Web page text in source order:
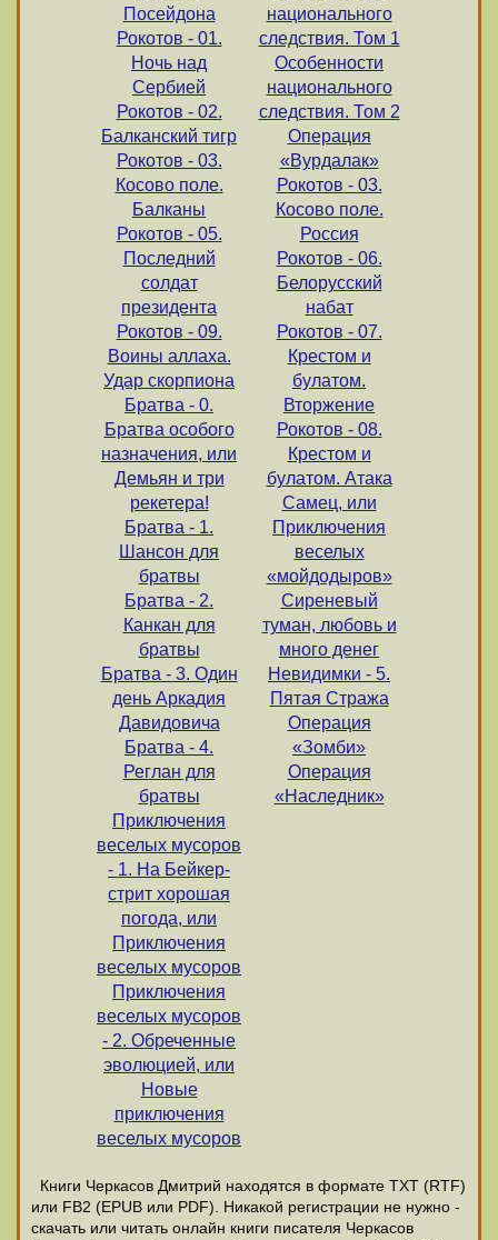
Посейдона
Рокотов - 01.
Ночь над
Cербией
Рокотов - 02.
Балканский тигр
Рокотов - 03.
Косово поле.
Балканы
Рокотов - 05.
Последний
солдат
президента
Рокотов - 09.
Воины аллаха.
Удар скорпиона
Братва - 0.
Братва особого
назначения, или
Демьян и три
рекетера!
Братва - 1.
Шансон для
братвы
Братва - 2.
Канкан для
братвы
Братва - 3. Один
день Аркадия
Давидовича
Братва - 4.
Реглан для
братвы
Приключения
веселых мусоров
- 1. На Бейкер-
стрит хорошая
погода, или
Приключения
веселых мусоров
Приключения
веселых мусоров
- 2. Обреченные
эволюцией, или
Новые
приключения
веселых мусоров
национального
следствия. Том 1
Особенности
национального
следствия. Том 2
Операция
«Вурдалак»
Рокотов - 03.
Косово поле.
Россия
Рокотов - 06.
Белорусский
набат
Рокотов - 07.
Крестом и
булатом.
Вторжение
Рокотов - 08.
Крестом и
булатом. Атака
Самец, или
Приключения
веселых
«мойдодыров»
Сиреневый
туман, любовь и
много денег
Невидимки - 5.
Пятая Стража
Операция
«Зомби»
Операция
«Наследник»
Книги Черкасов Дмитрий находятся в формате ТХТ (RTF)
или FB2 (EPUB или PDF). Никакой регистрации не нужно -
скачать или читать онлайн книги писателя Черкасов